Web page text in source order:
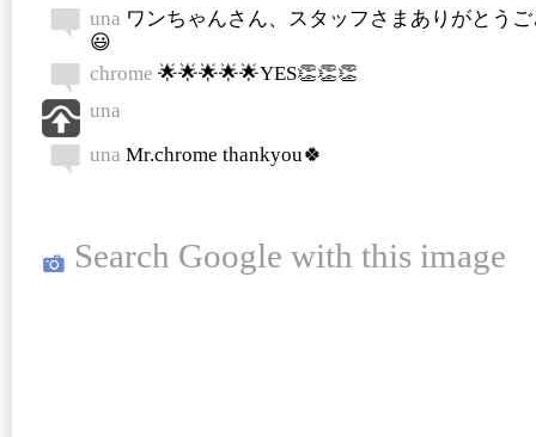
una ワンちゃんさん、スタッフさまありがとう
😃
chrome 🌟🌟🌟🌟🌟YES👏👏👏
una
una Mr.chrome thankyou🍀
Search Google with this image